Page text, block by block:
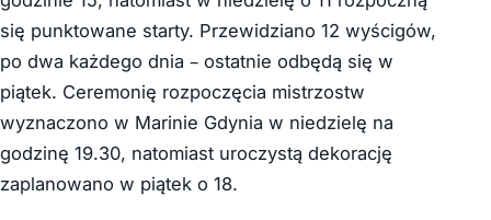
się punktowane starty. Przewidziano 12 wyścigów,
po dwa każdego dnia – ostatnie odbędą się w
piątek. Ceremonię rozpoczęcia mistrzostw
wyznaczono w Marinie Gdynia w niedzielę na
godzinę 19.30, natomiast uroczystą dekorację
zaplanowano w piątek o 18.